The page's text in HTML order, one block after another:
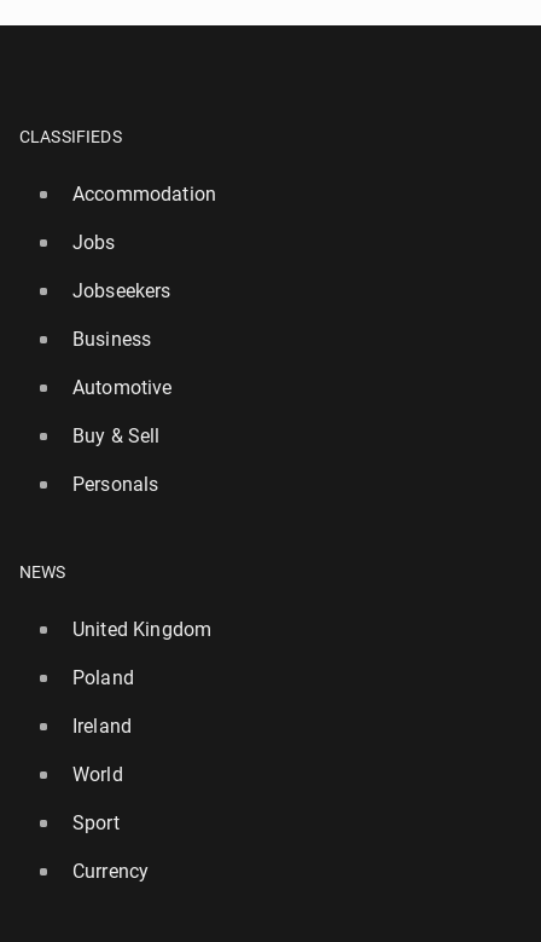
CLASSIFIEDS
Accommodation
Jobs
Jobseekers
Business
Automotive
Buy & Sell
Personals
NEWS
United Kingdom
Poland
Ireland
World
Sport
Currency